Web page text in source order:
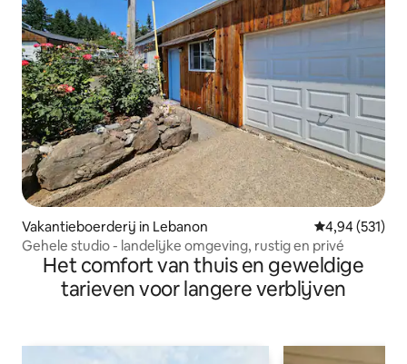
Vakantieboerderij in Lebanon Gemiddelde
4,94 (531)
Gehele studio - landelijke omgeving, rustig en privé
Het comfort van thuis en geweldige
tarieven voor langere verblijven